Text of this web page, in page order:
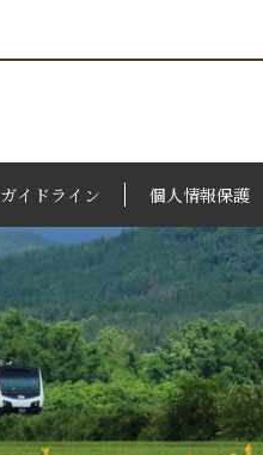
ガイドライン 個人情報保護